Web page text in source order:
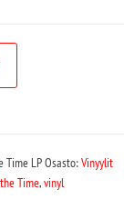
Time LPOsasto:Vinyylit
Time,vinyl